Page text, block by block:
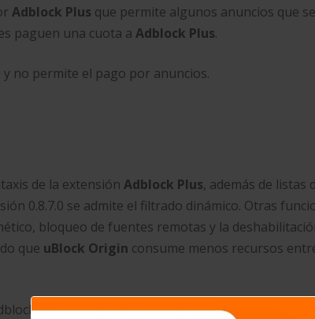
Adblock Plus que permite algunos anuncios que
paguen una cuota a Adblock Plus.​
no permite el pago por anuncios.
de la extensión Adblock Plus, además de listas
0.8.7.0 se admite el filtrado dinámico. Otras
bloqueo de fuentes remotas y la
que uBlock Origin consume menos recursos